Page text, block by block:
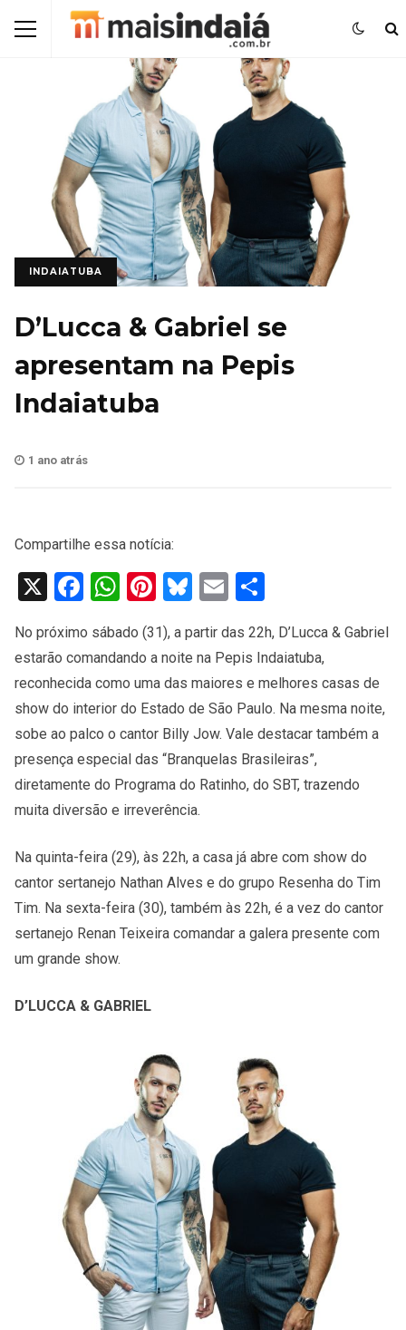
INDAIATUBA
D’Lucca & Gabriel se
apresentam na Pepis
Indaiatuba
1 ano atrás
Compartilhe essa notícia:
X Facebook
WhatsApp
Pinterest
Bluesky
Email
No próximo sábado (31), a partir das 22h, D’Lucca & Gabriel
estarão comandando a noite na Pepis Indaiatuba,
reconhecida como uma das maiores e melhores casas de
show do interior do Estado de São Paulo. Na mesma noite,
sobe ao palco o cantor Billy Jow. Vale destacar também a
presença especial das “Branquelas Brasileiras”,
diretamente do Programa do Ratinho, do SBT, trazendo
muita diversão e irreverência.
Na quinta-feira (29), às 22h, a casa já abre com show do
cantor sertanejo Nathan Alves e do grupo Resenha do Tim
Tim. Na sexta-feira (30), também às 22h, é a vez do cantor
sertanejo Renan Teixeira comandar a galera presente com
um grande show.
D’LUCCA & GABRIEL